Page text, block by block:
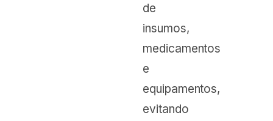
de
insumos,
medicamentos
e
equipamentos,
evitando